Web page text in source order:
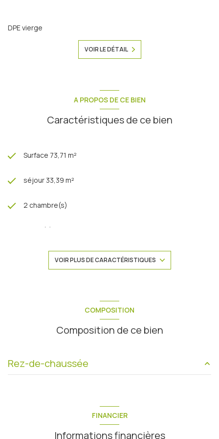
DPE vierge
VOIR LE DÉTAIL
A PROPOS DE CE BIEN
Caractéristiques de ce bien
Surface 73,71 m²
séjour 33,39 m²
2 chambre(s)
1 salle(s) de bain
1 parking(s)
VOIR PLUS DE CARACTÉRISTIQUES
COMPOSITION
Composition de ce bien
Rez-de-chaussée
FINANCIER
Informations financières